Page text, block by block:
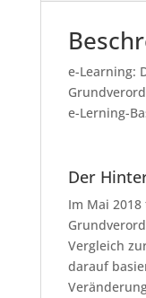
e-Learning:
e-Lerning-
Der
Im Mai
Vergleich
darauf